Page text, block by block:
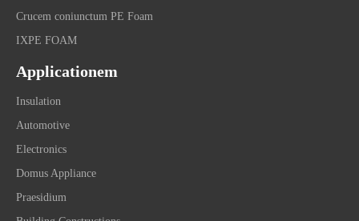
Crucem coniunctum PE Foam
IXPE FOAM
Applicationem
Insulation
Automotive
Electronics
Domus Appliance
Praesidium